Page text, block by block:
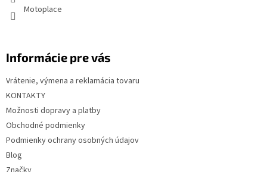
Motoplace
Informácie pre vás
Vrátenie, výmena a reklamácia tovaru
KONTAKTY
Možnosti dopravy a platby
Obchodné podmienky
Podmienky ochrany osobných údajov
Blog